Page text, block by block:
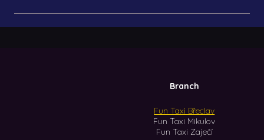
Branch
Fun Taxi Břeclav
Fun Taxi Mikulov
Fun Taxi Zaječí